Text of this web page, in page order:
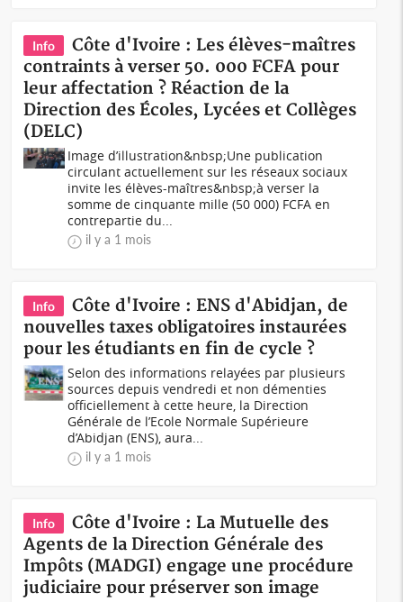
Info
Côte d'Ivoire : Les élèves-maîtres
contraints à verser 50. 000 FCFA pour
leur affectation ? Réaction de la
Direction des Écoles, Lycées et Collèges
(DELC)
Image d’illustration&nbsp;Une publication
circulant actuellement sur les réseaux sociaux
invite les élèves-maîtres&nbsp;à verser la
somme de cinquante mille (50 000) FCFA en
contrepartie du...
il y a 1 mois
Info
Côte d'Ivoire : ENS d'Abidjan, de
nouvelles taxes obligatoires instaurées
pour les étudiants en fin de cycle ?
Selon des informations relayées par plusieurs
sources depuis vendredi et non démenties
officiellement à cette heure, la Direction
Générale de l’Ecole Normale Supérieure
d’Abidjan (ENS), aura...
il y a 1 mois
Info
Côte d'Ivoire : La Mutuelle des
Agents de la Direction Générale des
Impôts (MADGI) engage une procédure
judiciaire pour préserver son image